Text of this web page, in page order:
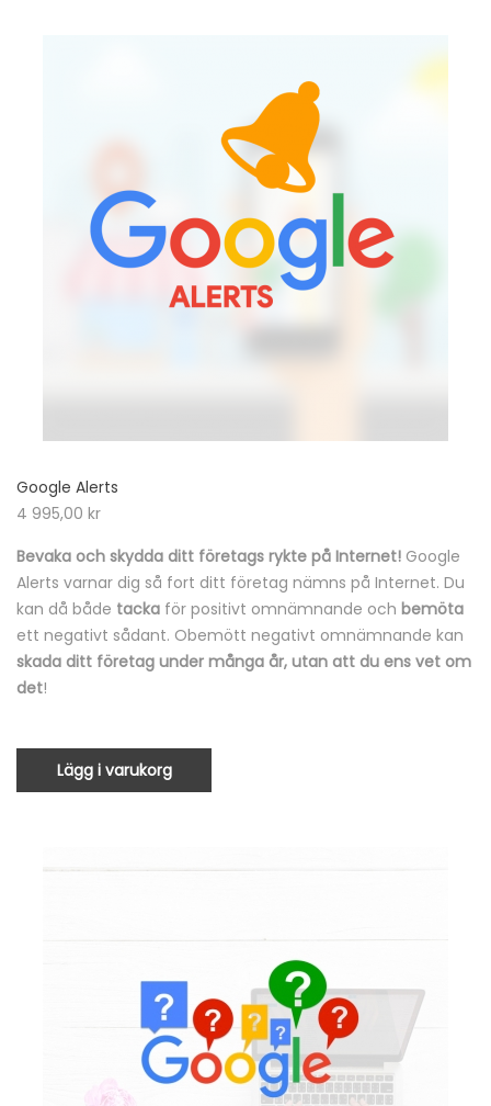
Google Alerts
4 995,00 kr
Bevaka och skydda ditt företags rykte på Internet! Google
Alerts varnar dig så fort ditt företag nämns på Internet. Du
kan då både tacka för positivt omnämnande och bemöta
ett negativt sådant. Obemött negativt omnämnande kan
skada ditt företag under många år, utan att du ens vet om
det!
Lägg i varukorg